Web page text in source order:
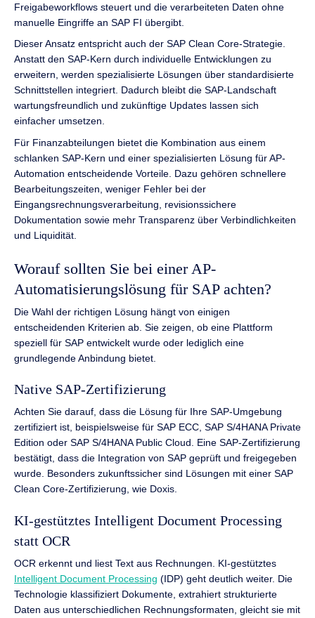
Freigabeworkflows steuert und die verarbeiteten Daten ohne
manuelle Eingriffe an SAP FI übergibt.
Dieser Ansatz entspricht auch der SAP Clean Core-Strategie.
Anstatt den SAP-Kern durch individuelle Entwicklungen zu
erweitern, werden spezialisierte Lösungen über standardisierte
Schnittstellen integriert. Dadurch bleibt die SAP-Landschaft
wartungsfreundlich und zukünftige Updates lassen sich
einfacher umsetzen.
Für Finanzabteilungen bietet die Kombination aus einem
schlanken SAP-Kern und einer spezialisierten Lösung für AP-
Automation entscheidende Vorteile. Dazu gehören schnellere
Bearbeitungszeiten, weniger Fehler bei der
Eingangsrechnungsverarbeitung, revisionssichere
Dokumentation sowie mehr Transparenz über Verbindlichkeiten
und Liquidität.
Worauf sollten Sie bei einer AP-
Automatisierungslösung für SAP achten?
Die Wahl der richtigen Lösung hängt von einigen
entscheidenden Kriterien ab. Sie zeigen, ob eine Plattform
speziell für SAP entwickelt wurde oder lediglich eine
grundlegende Anbindung bietet.
Native SAP-Zertifizierung
Achten Sie darauf, dass die Lösung für Ihre SAP-Umgebung
zertifiziert ist, beispielsweise für SAP ECC, SAP S/4HANA Private
Edition oder SAP S/4HANA Public Cloud. Eine SAP-Zertifizierung
bestätigt, dass die Integration von SAP geprüft und freigegeben
wurde. Besonders zukunftssicher sind Lösungen mit einer SAP
Clean Core-Zertifizierung, wie Doxis.
KI-gestütztes Intelligent Document Processing
statt OCR
OCR erkennt und liest Text aus Rechnungen. KI-gestütztes
Intelligent Document Processing (IDP) geht deutlich weiter. Die
Technologie klassifiziert Dokumente, extrahiert strukturierte
Daten aus unterschiedlichen Rechnungsformaten, gleicht sie mit